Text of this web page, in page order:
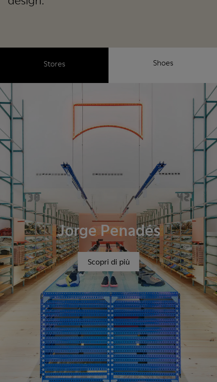
Stores Shoes
Jorge Penadés
Scopri di più